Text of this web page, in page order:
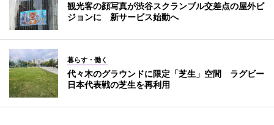
観光客の顔写真が渋谷スクランブル交差点の屋外ビ
ジョンに 新サービス始動へ
暮らす・働く
代々木のグラウンドに限定「芝生」空間 ラグビー
日本代表戦の芝生を再利用